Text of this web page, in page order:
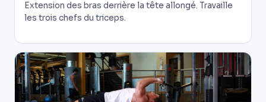
Extension des bras derrière la tête allongé. Travaille
les trois chefs du triceps.